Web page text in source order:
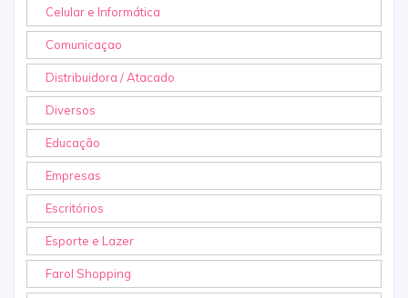
Celular e Informática
Comunicaçao
Distribuidora / Atacado
Diversos
Educação
Empresas
Escritórios
Esporte e Lazer
Farol Shopping